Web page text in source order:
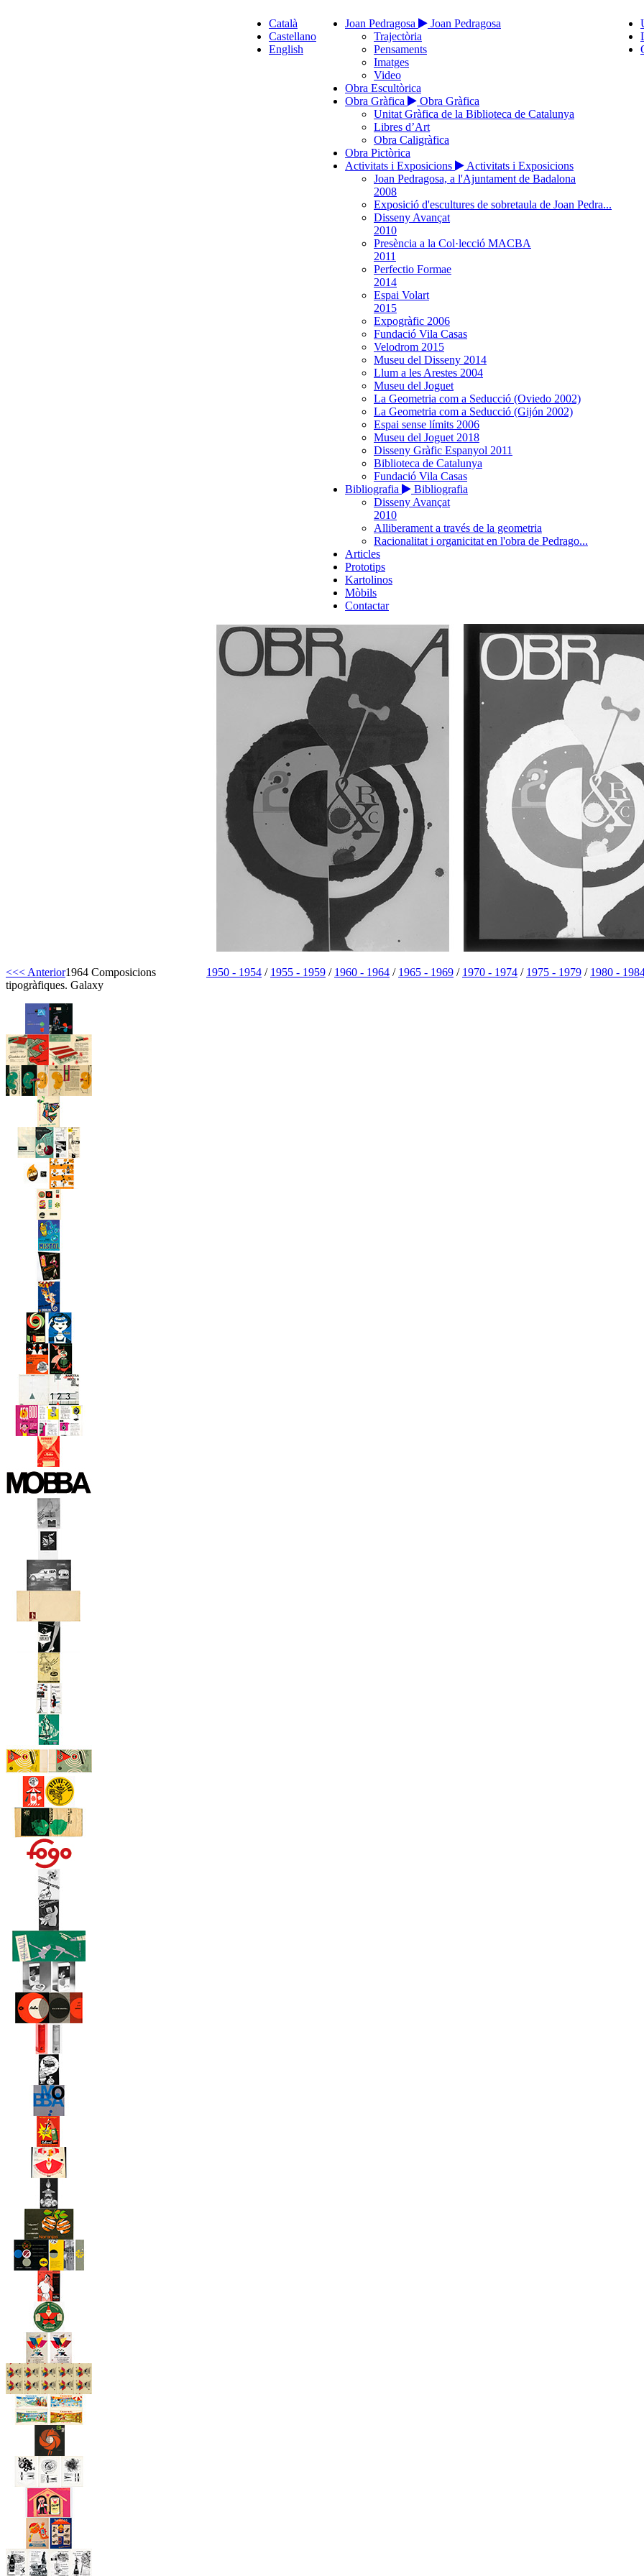
Joan Pedragosa
Joan Pedragosa
Trajectòria
Pensaments
Imatges
Video
Obra Escultòrica
Obra Gràfica
Obra Gràfica
Unitat Gràfica de la Biblioteca de Catalunya
Libres d’Art
Obra Caligràfica
Obra Pictòrica
Activitats i Exposicions
Activitats i Exposicions
Joan Pedragosa, a l'Ajuntament de Badalona
2008
Exposició d'escultures de sobretaula de Joan Pedra...
Disseny Avançat
2010
Presència a la Col·lecció MACBA
2011
Perfectio Formae
2014
Espai Volart
2015
Expogràfic 2006
Fundació Vila Casas
Velodrom 2015
Museu del Disseny 2014
Llum a les Arestes 2004
Museu del Joguet
La Geometria com a Seducció (Oviedo 2002)
La Geometria com a Seducció (Gijón 2002)
Espai sense límits 2006
Museu del Joguet 2018
Disseny Gràfic Espanyol 2011
Biblioteca de Catalunya
Fundació Vila Casas
Bibliografia
Bibliografia
Disseny Avançat
2010
Alliberament a través de la geometria
Racionalitat i organicitat en l'obra de Pedrago...
Articles
Prototips
Kartolinos
Mòbils
Contactar
Català
Castellano
English
<<< Anterior 1950 - 1954 / 1955 - 1959 / 1960 - 1964 / 1965 - 1969 / 1970 - 1974 / 1975 - 1979 / 1980 -
1964 Composicions
tipogràfiques. Galaxy